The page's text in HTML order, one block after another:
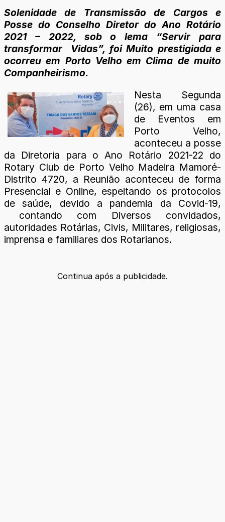
Solenidade de Transmissão de Cargos e
Posse do Conselho Diretor do Ano Rotário
2021 – 2022, sob o lema “Servir para
transformar Vidas”, foi Muito prestigiada e
ocorreu em Porto Velho em Clima de muito
Companheirismo.
Nesta Segunda
(26), em uma casa
de Eventos em
Porto Velho,
aconteceu a posse
da Diretoria para o Ano Rotário 2021-22 do
Rotary Club de Porto Velho Madeira Mamoré-
Distrito 4720, a Reunião aconteceu de forma
Presencial e Online, espeitando os protocolos
de saúde, devido a pandemia da Covid-19,
contando com Diversos convidados,
autoridades Rotárias, Civis, Militares, religiosas,
imprensa e familiares dos Rotarianos.
Continua após a publicidade.